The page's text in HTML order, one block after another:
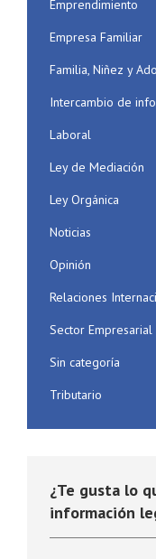
Emprendimiento
Empresa Familiar
Familia, Niñez y
Intercambio de
Laboral
Ley de Mediación
Ley Orgánica
Noticias
Opinión
Relaciones
Sector Empresarial
Sin categoría
Tributario
¿Te gusta lo
información